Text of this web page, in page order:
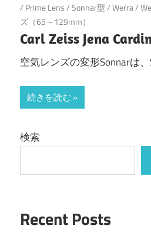
/ Prime Lens/Sonnar型/Werra/
ズ（65～129mm）
Carl Zeiss Jena
空気レンズの変形Sonnarは、
続きを読む
検索
Recent Posts